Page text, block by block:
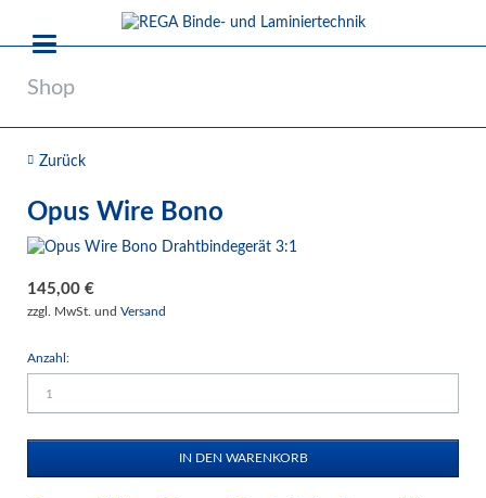
Shop
Zurück
Opus Wire Bono
145,00 €
zzgl. MwSt. und Versand
Anzahl: